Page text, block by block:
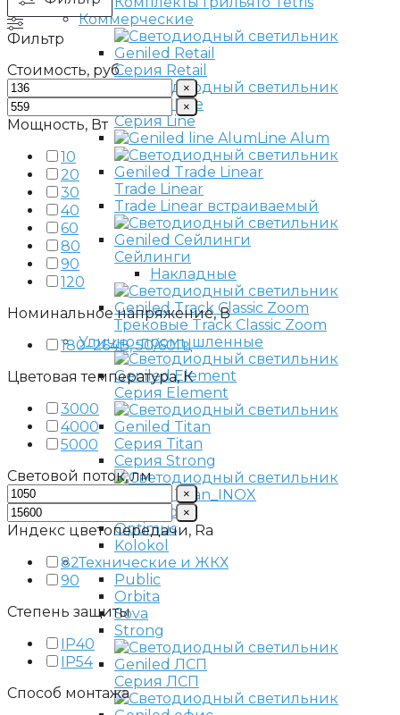
Коммерческие
Серия Retail
Серия Line
Line Alum
Trade Linear
Trade Linear встраиваемый
Сейлинги
Накладные
Трековые Track Classic Zoom
Улично-промышленные
Серия Element
Серия Titan
Серия Strong
Titan Inox
Optimus
Kolokol
Технические и ЖКХ
Public
Orbita
Sova
Strong
Серия ЛСП
Фильтр
Стоимость, руб
×
×
Мощность, Вт
10
20
30
40
60
80
90
120
Номинальное напряжение, В
180–264В, 50/60Гц
Цветовая температура, К
3000
4000
5000
Световой поток, лм
×
×
Индекс цветопередачи, Ra
82
90
Степень защиты
IP40
IP54
Способ монтажа